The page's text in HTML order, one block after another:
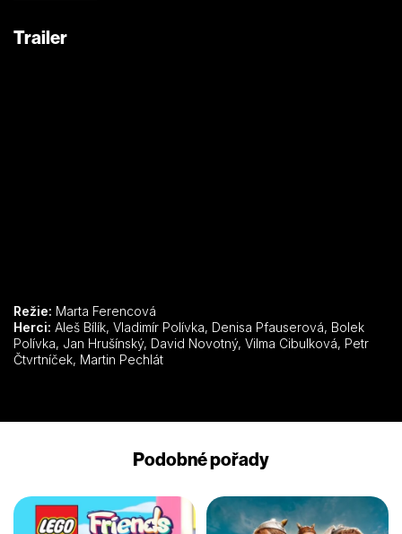
postav chyběla láska? A tak se stane, že kromě toho, že se
Trailer
Režie: Marta Ferencová
Herci:
Polívka, Jan Hrušínský, David Novotný, Vilma Cibulková, Petr
Čtvrtníček, Martin Pechlát
Podobné pořady